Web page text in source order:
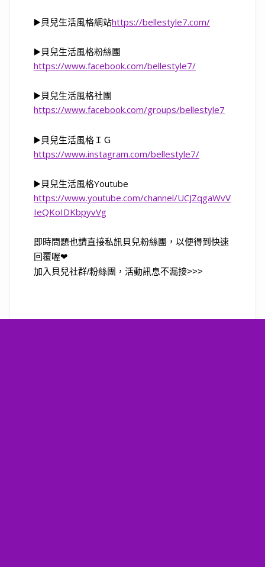
▶️貝兒生活風格網站https://bellestyle7.com/
▶️貝兒生活風格粉絲團
https://www.facebook.com/bellestyle7/
▶️貝兒生活風格社團
https://www.facebook.com/groups/bellestyle7
▶️貝兒生活風格ＩＧ
https://www.instagram.com/bellestyle7/
▶️貝兒生活風格Youtube
https://www.youtube.com/channel/UCJZqgaWvV
IeQKoIDKbpyvVg
即時問題也請直接私訊貝兒粉絲團，以便得到快速
回覆喔❤
加入貝兒社群/粉絲團，活動訊息不漏接>>>